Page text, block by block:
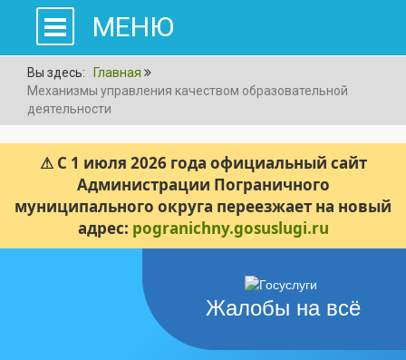
МЕНЮ
Вы здесь:
Главная
Механизмы управления качеством образовательной
деятельности
⚠ С 1 июля 2026 года официальный сайт
Администрации Пограничного
муниципального округа переезжает на новый
адрес: pogranichny.gosuslugi.ru
Жалобы на всё